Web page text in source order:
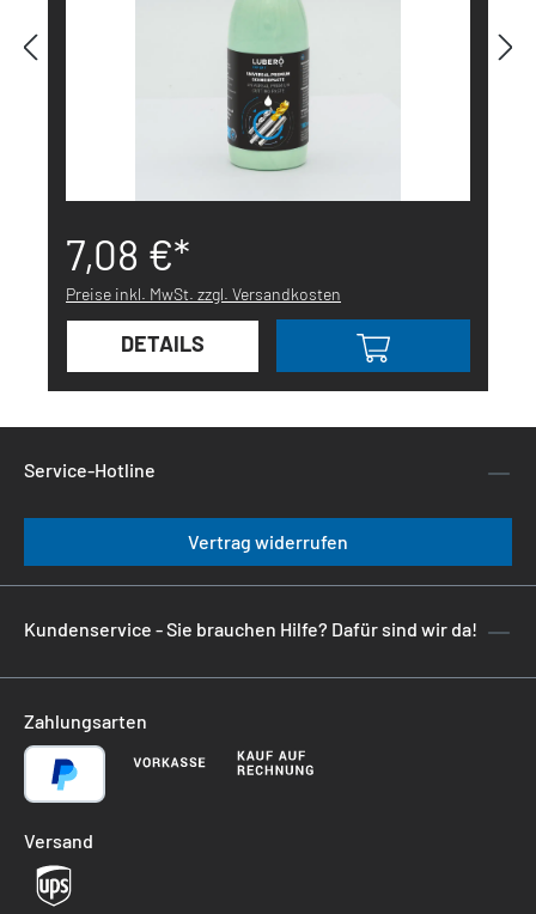
7,08 €*
Preise inkl. MwSt. zzgl. Versandkosten
DETAILS
Service-Hotline
Vertrag widerrufen
Kundenservice - Sie brauchen Hilfe? Dafür sind wir da!
Zahlungsarten
Versand